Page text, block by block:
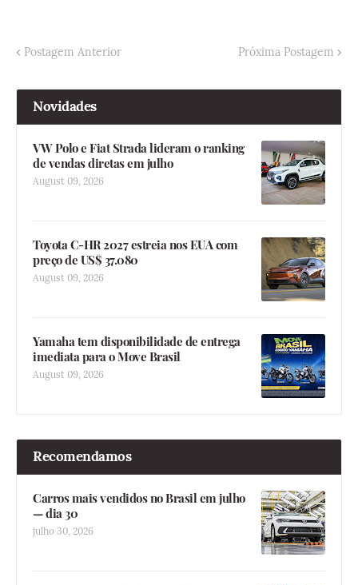
Postagem Anterior Próxima Postagem
Novidades
VW Polo e Fiat Strada lideram o ranking
de vendas diretas em julho
August 09, 2026
Toyota C-HR 2027 estreia nos EUA com
preço de US$ 37.080
August 09, 2026
Yamaha tem disponibilidade de entrega
imediata para o Move Brasil
August 09, 2026
Recomendamos
Carros mais vendidos no Brasil em julho
— dia 30
julho 30, 2026